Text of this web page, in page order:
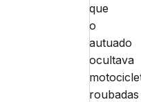
que
o
autuado
ocultava
roubadas